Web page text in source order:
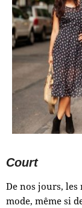
Court
De nos jours, les
mode, même si